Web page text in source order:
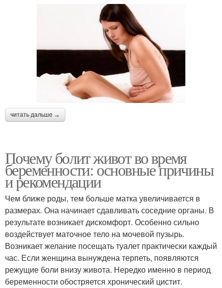
читать дальше →
Почему болит живот во время
беременности: основные причины
и рекомендации
Чем ближе роды, тем больше матка увеличивается в
размерах. Она начинает сдавливать соседние органы. В
результате возникает дискомфорт. Особенно сильно
воздействует маточное тело на мочевой пузырь.
Возникает желание посещать туалет практически каждый
час. Если женщина вынуждена терпеть, появляются
режущие боли внизу живота. Нередко именно в период
беременности обостряется хронический цистит.